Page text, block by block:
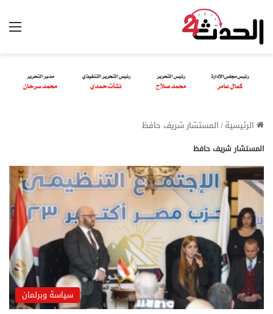
الرئيسية/المستشار شريف حافظ
المستشار شريف حافظ
سياسة وبرلمان